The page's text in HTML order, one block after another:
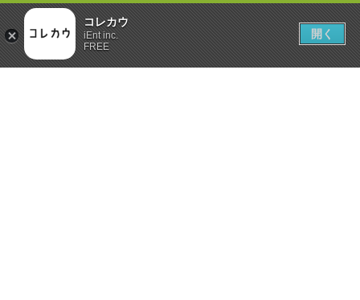
コレカウ
iEnt inc.
FREE
開く